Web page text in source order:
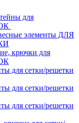
для
элементы ДЛЯ
крючки для
для сетки/решетки
для сетки/решетки
для сетки/решетки